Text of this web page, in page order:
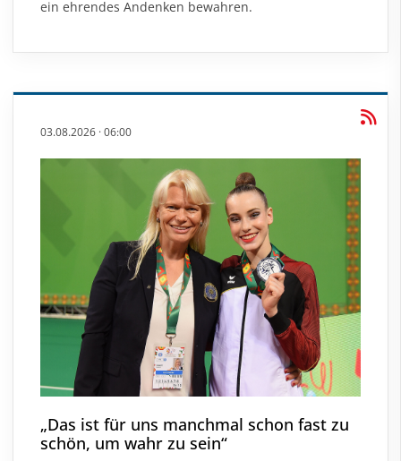
ein ehrendes Andenken bewahren.
03.08.2026 ·06:00
„Das ist für uns manchmal schon fast zu
schön, um wahr zu sein“